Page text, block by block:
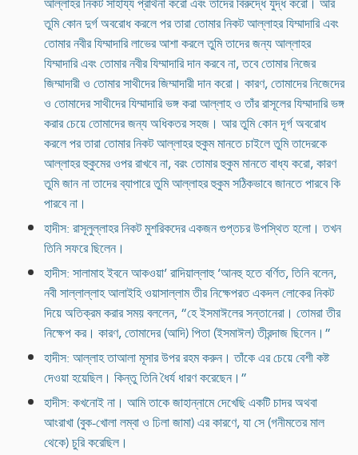
তুমি কোন দুর্গ অবরোধ করলে পর তারা তোমার নিকট আল্লাহর যিম্মাদারি এবং
তোমার নবীর যিম্মাদারি লাভের আশা করলে তুমি তাদের জন্য আল্লাহর
যিম্মাদারি এবং তোমার নবীর যিম্মাদারি দান করবে না, তবে তোমার নিজের
জিম্মাদারী ও তোমার সাথীদের জিম্মাদারী দান করো। কারণ, তোমাদের নিজেদের
ও তোমাদের সাথীদের যিম্মাদারি ভঙ্গ করা আল্লাহ ও তাঁর রাসূলের যিম্মাদারি ভঙ্গ
করার চেয়ে তোমাদের জন্য অধিকতর সহজ। আর তুমি কোন দূর্গ অবরোধ
করলে পর তারা তোমার নিকট আল্লাহর হুকুম মানতে চাইলে তুমি তাদেরকে
আল্লাহর হুকুমের ওপর রাখবে না, বরং তোমার হুকুম মানতে বাধ্য করো, কারণ
তুমি জান না তাদের ব্যাপারে তুমি আল্লাহর হুকুম সঠিকভাবে জানতে পারবে কি
পারবে না।
হাদীস: রাসূলুল্লাহর নিকট মুশরিকদের একজন গুপ্তচর উপস্থিত হলো। তখন
তিনি সফরে ছিলেন।
হাদীস: সালামাহ ইবনে আকওয়া’ রাদিয়াল্লাহু ‘আনহু হতে বর্ণিত, তিনি বলেন,
নবী সাল্লাল্লাহ আলাইহি ওয়াসাল্লাম তীর নিক্ষেপরত একদল লোকের নিকট
দিয়ে অতিক্রম করার সময় বললেন, “হে ইসমাঈলের সন্তানেরা। তোমরা তীর
নিক্ষেপ কর। কারণ, তোমাদের (আদি) পিতা (ইসমাঈল) তীরন্দাজ ছিলেন।”
হাদীস: আল্লাহ তাআলা মূসার উপর রহম করুন। তাঁকে এর চেয়ে বেশী কষ্ট
দেওয়া হয়েছিল। কিন্তু তিনি ধৈর্য ধারণ করেছেন।”
হাদীস: কখনোই না। আমি তাকে জাহান্নামে দেখেছি একটি চাদর অথবা
আংরাখা (বুক-খোলা লম্বা ও ঢিলা জামা) এর কারণে, যা সে (গনীমতের মাল
থেকে) চুরি করেছিল।